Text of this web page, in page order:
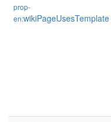
prop-
en:wikiPageUsesTemplate